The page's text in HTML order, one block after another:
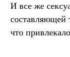
И все же
составляющей
что